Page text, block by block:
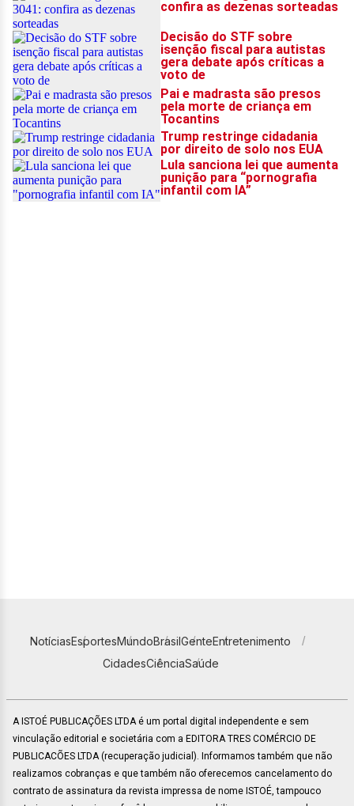
NotíciasEsportesMundoBrasilGenteEntretenimento
CidadesCiênciaSaúde
A ISTOÉ PUBLICAÇÕES LTDA é um portal digital independente e sem
vinculação editorial e societária com a EDITORA TRES COMÉRCIO DE
PUBLICACÕES LTDA (recuperação judicial). Informamos também que não
realizamos cobranças e que também não oferecemos cancelamento do
contrato de assinatura da revista impressa de nome ISTOÉ, tampouco